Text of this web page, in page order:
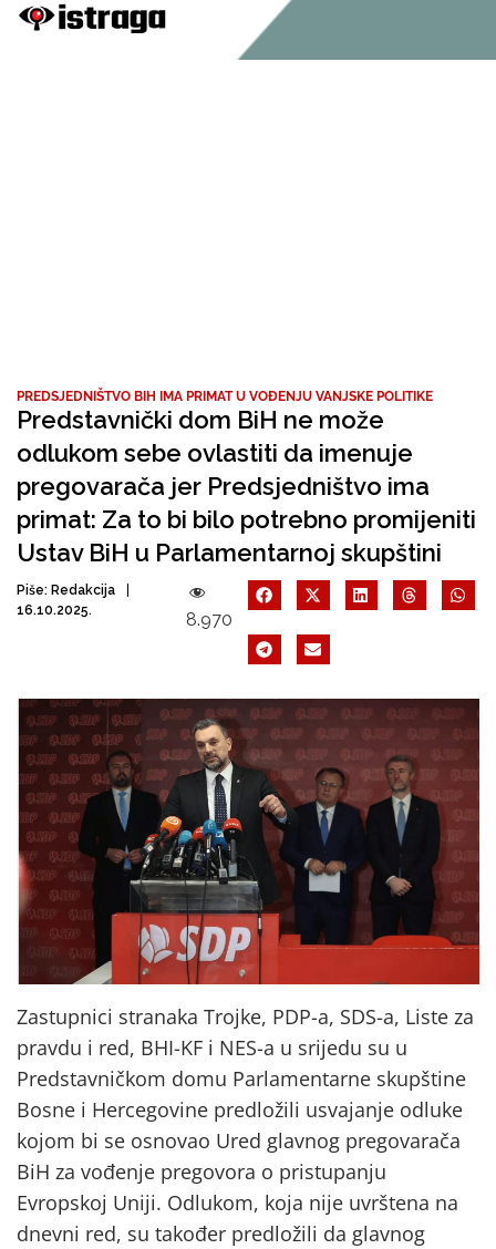
PREDSJEDNIŠTVO BIH IMA PRIMAT U VOĐENJU VANJSKE POLITIKE
Predstavnički dom BiH ne može
odlukom sebe ovlastiti da imenuje
pregovarača jer Predsjedništvo ima
primat: Za to bi bilo potrebno promijeniti
Ustav BiH u Parlamentarnoj skupštini
Piše: Redakcija
16.10.2025.
8.970
Zastupnici stranaka Trojke, PDP-a, SDS-a, Liste za
pravdu i red, BHI-KF i NES-a u srijedu su u
Predstavničkom domu Parlamentarne skupštine
Bosne i Hercegovine predložili usvajanje odluke
kojom bi se osnovao Ured glavnog pregovarača
BiH za vođenje pregovora o pristupanju
Evropskoj Uniji. Odlukom, koja nije uvrštena na
dnevni red, su također predložili da glavnog